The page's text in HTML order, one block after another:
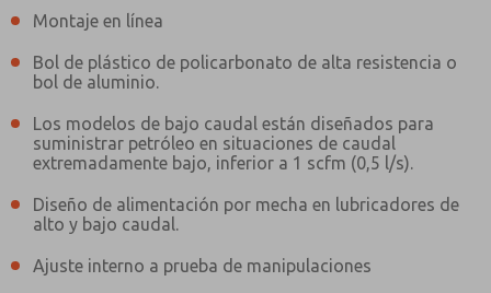
Montaje en línea
Bol de plástico de policarbonato de alta resistencia o
bol de aluminio.
Los modelos de bajo caudal están diseñados para
suministrar petróleo en situaciones de caudal
extremadamente bajo, inferior a 1 scfm (0,5 l/s).
Diseño de alimentación por mecha en lubricadores de
alto y bajo caudal.
Ajuste interno a prueba de manipulaciones